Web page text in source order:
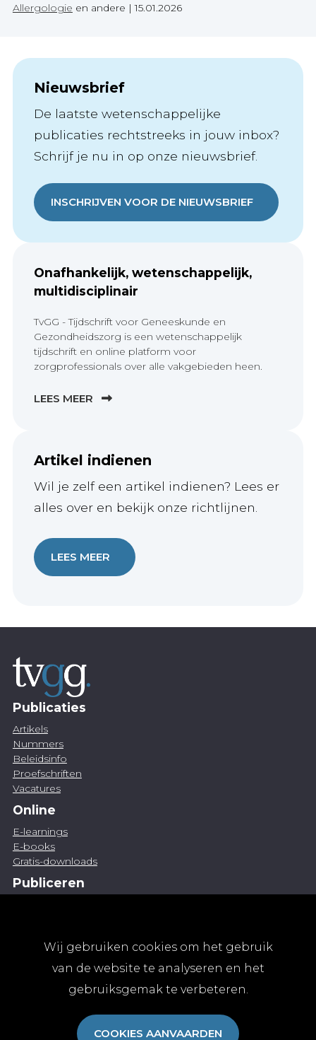
Wij gebruiken cookies om het gebruik
van de website te analyseren en het
gebruiksgemak te verbeteren.
COOKIES AANVAARDEN
Allergologie en andere |15.01.2026
Nieuwsbrief
De laatste wetenschappelijke
publicaties rechtstreeks in jouw inbox?
Schrijf je nu in op onze nieuwsbrief.
INSCHRIJVEN VOOR DE NIEUWSBRIEF
Onafhankelijk, wetenschappelijk,
multidisciplinair
TvGG - Tijdschrift voor Geneeskunde en
Gezondheidszorg is een wetenschappelijk
tijdschrift en online platform voor
zorgprofessionals over alle vakgebieden heen.
LEES MEER
Artikel indienen
Wil je zelf een artikel indienen? Lees er
alles over en bekijk onze richtlijnen.
LEES MEER
Publicaties
Artikels
Nummers
Beleidsinfo
Proefschriften
Vacatures
Online
E-learnings
E-books
Gratis-downloads
Publiceren
Abonnementen
Algemene abonnementsvoorwaarden